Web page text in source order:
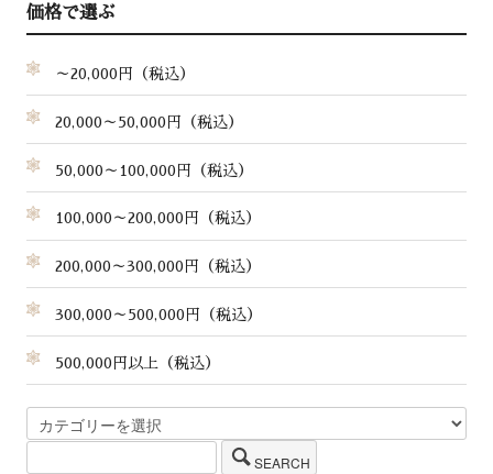
価格で選ぶ
～20,000円（税込）
20,000～50,000円（税込）
50,000～100,000円（税込）
100,000～200,000円（税込）
200,000～300,000円（税込）
300,000～500,000円（税込）
500,000円以上（税込）
SEARCH